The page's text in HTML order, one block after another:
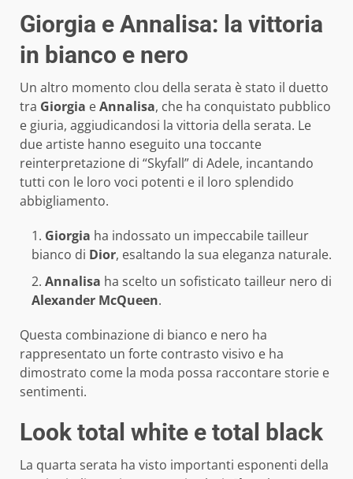
Giorgia e Annalisa: la vittoria
in bianco e nero
Un altro momento clou della serata è stato il duetto
tra Giorgia eAnnalisa, che ha conquistato pubblico
e giuria, aggiudicandosi la vittoria della serata. Le
due artiste hanno eseguito una toccante
reinterpretazione di “Skyfall” di Adele, incantando
tutti con le loro voci potenti e il loro splendido
abbigliamento.
Giorgia ha indossato un impeccabile tailleur
bianco di Dior, esaltando la sua eleganza naturale.
Annalisa ha scelto un sofisticato tailleur nero di
Alexander McQueen.
Questa combinazione di bianco e nero ha
rappresentato un forte contrasto visivo e ha
dimostrato come la moda possa raccontare storie e
sentimenti.
Look total white e total black
La quarta serata ha visto importanti esponenti della